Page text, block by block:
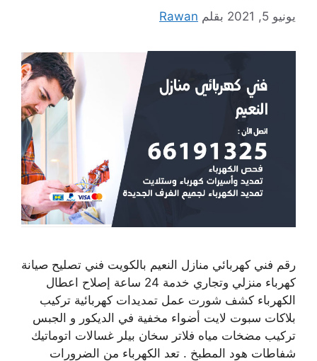
يونيو 5, 2021 بقلم Rawan
رقم فني كهربائي منازل النعيم بالكويت فني تصليح صيانة
كهرباء منزلي وتجاري خدمة 24 ساعة إصلاح اعطال
الكهرباء كشف شورت عمل تمديدات كهربائية تركيب
بلاكات سبوت لايت أضواء مخفية في الديكور و الجبس
تركيب مضخات مياه فلاتر سخان بيلر غسالات اتوماتيك
شفاطات هود المطبخ . تعد الكهرباء من الضرورات